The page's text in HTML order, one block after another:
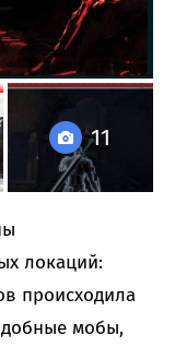
11
локаций:
происходила
мобы,